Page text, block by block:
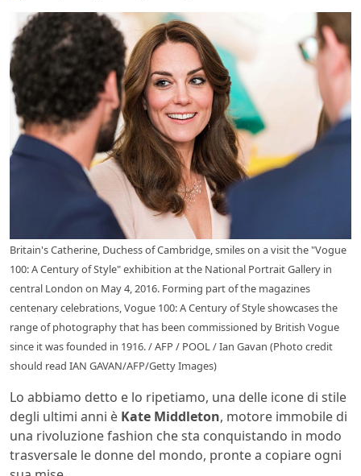
Britain's Catherine, Duchess of Cambridge, smiles on a visit the "Vogue
100: A Century of Style" exhibition at the National Portrait Gallery in
central London on May 4, 2016. Forming part of the magazines
centenary celebrations, Vogue 100: A Century of Style showcases the
range of photography that has been commissioned by British Vogue
since it was founded in 1916. / AFP / POOL / Ian Gavan (Photo credit
should read IAN GAVAN/AFP/Getty Images)
Lo abbiamo detto e lo ripetiamo, una delle icone di stile
degli ultimi anni è Kate Middleton, motore immobile di
una rivoluzione fashion che sta conquistando in modo
trasversale le donne del mondo, pronte a copiare ogni